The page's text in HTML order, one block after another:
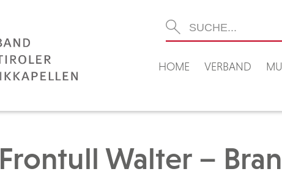
HOME VERBAND
Frontull Walter –